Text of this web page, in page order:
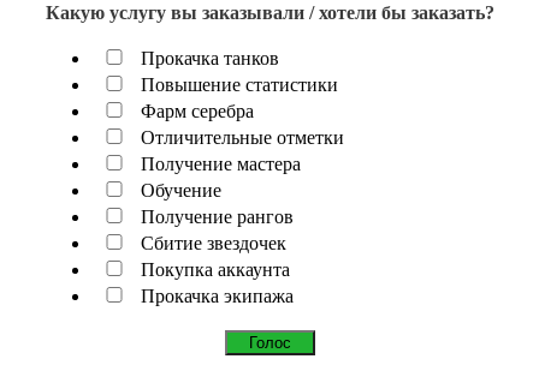
Какую услугу вы заказывали / хотели бы заказать?
Прокачка танков
Повышение статистики
Фарм серебра
Отличительные отметки
Получение мастера
Обучение
Получение рангов
Сбитие звездочек
Покупка аккаунта
Прокачка экипажа